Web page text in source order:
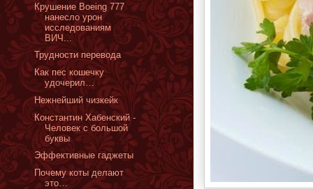
Крушение Boeing 777
нанесло урон
исследованиям
ВИЧ...
Трудности перевода
Как пес кошечку
удочерил…
Нежнейший чизкейк
Константин Хабенский -
Человек с большой
буквы
Эффективные гаджеты
Почему коты делают
это…